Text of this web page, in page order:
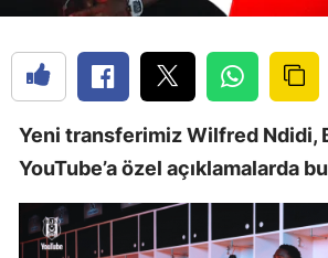
Yeni transferimiz Wilfred Ndidi,
YouTube’a özel açıklamalarda